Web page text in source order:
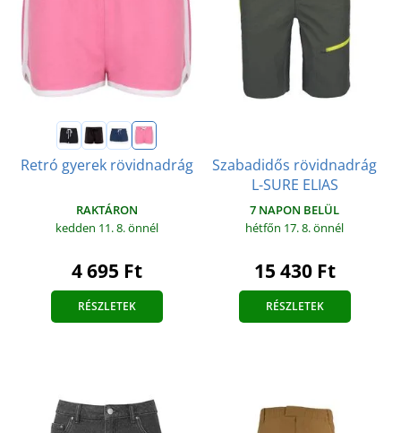
Retró gyerek rövidnadrág
RAKTÁRON
kedden 11. 8.önnél
4 695 Ft
RÉSZLETEK
Szabadidős rövidnadrág
L-SURE ELIAS
7 NAPON BELÜL
hétfőn 17. 8.önnél
15 430 Ft
RÉSZLETEK